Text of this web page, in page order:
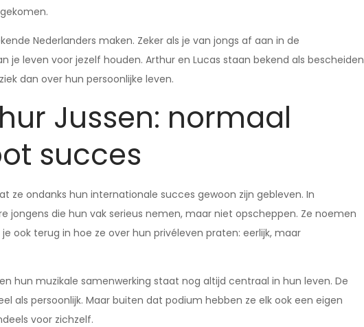
Nederlanders maken. Zeker als je van jongs af aan in de
je leven voor jezelf houden. Arthur en Lucas staan bekend als bescheiden
dan over hun persoonlijke leven.
Jussen: normaal
succes
ze ondanks hun internationale succes gewoon zijn gebleven. In
jongens die hun vak serieus nemen, maar niet opscheppen. Ze noemen
ook terug in hoe ze over hun privéleven praten: eerlijk, maar
hun muzikale samenwerking staat nog altijd centraal in hun leven. De
als persoonlijk. Maar buiten dat podium hebben ze elk ook een eigen
voor zichzelf.